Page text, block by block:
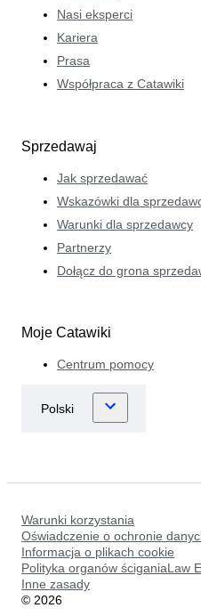
Nasi eksperci
Kariera
Prasa
Współpraca z Catawiki
Sprzedawaj
Jak sprzedawać
Wskazówki dla
Warunki dla sprzedawcy
Partnerzy
Dołącz do grona
Moje Catawiki
Centrum pomocy
Warunki korzystania
Oświadczenie o ochronie
Informacja o plikach cookie
Polityka organów ściganiaLaw
Inne zasady
© 2026